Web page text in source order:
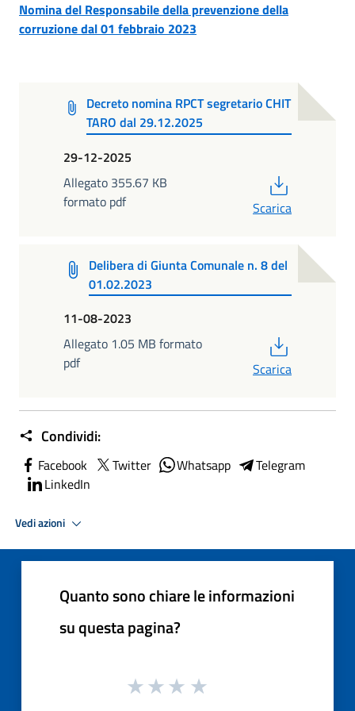
Nomina del Responsabile della prevenzione della
corruzione dal 01 febbraio 2023
Decreto nomina RPCT segretario CHIT
TARO dal 29.12.2025
29-12-2025
Allegato 355.67 KB
formato pdf
Scarica
Delibera di Giunta Comunale n. 8 del
01.02.2023
11-08-2023
Allegato 1.05 MB formato
pdf
Scarica
Condividi:
Facebook Twitter Whatsapp
Telegram
LinkedIn
Vedi azioni
Quanto sono chiare le informazioni
su questa pagina?